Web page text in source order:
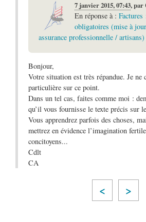
7 janvier 2015, 07:43,par
En réponse à :
obligatoires (mise à
assurance professionnelle / artisans)
Bonjour,
Votre situation est très répandue. Je ne
particulière sur ce point.
Dans un tel cas, faites comme moi :
qu’il vous fournisse le texte précis sur
Vous apprendrez parfois des choses,
mettrez en évidence l’imagination
concitoyens...
Cdlt
CA
< >